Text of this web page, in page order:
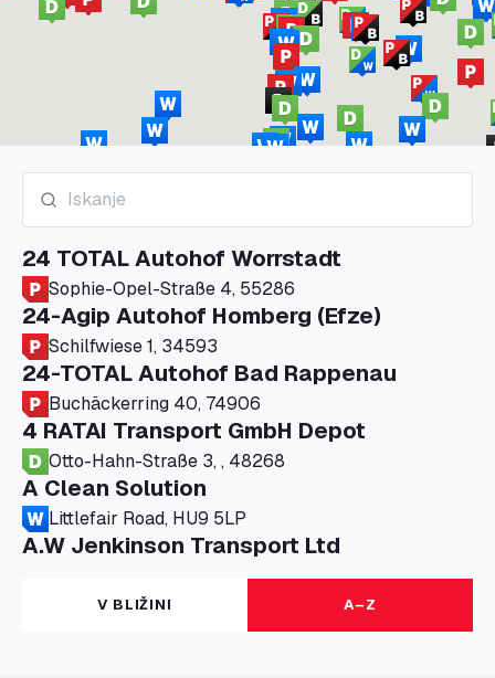
24 TOTAL Autohof Worrstadt
Sophie-Opel-Straße 4, 55286
24-Agip Autohof Homberg (Efze)
Schilfwiese 1, 34593
24-TOTAL Autohof Bad Rappenau
Buchäckerring 40, 74906
4 RATAI Transport GmbH Depot
Otto-Hahn-Straße 3, , 48268
A Clean Solution
Littlefair Road, HU9 5LP
A.W Jenkinson Transport Ltd
Progress House, ME11 5GA
A+G Nettetal - Depot Parking
Am Panneschopp 7, 41334
V BLIŽINI A–Z